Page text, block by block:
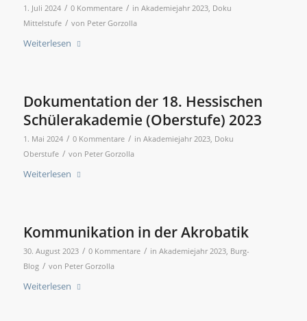
1. Juli 2024 / 0 Kommentare / in Akademiejahr 2023, Doku
Mittelstufe / von Peter Gorzolla
Weiterlesen
Dokumentation der 18. Hessischen
Schülerakademie (Oberstufe) 2023
1. Mai 2024 / 0 Kommentare / in Akademiejahr 2023, Doku
Oberstufe / von Peter Gorzolla
Weiterlesen
Kommunikation in der Akrobatik
30. August 2023 / 0 Kommentare / in Akademiejahr 2023, Burg-
Blog / von Peter Gorzolla
Weiterlesen